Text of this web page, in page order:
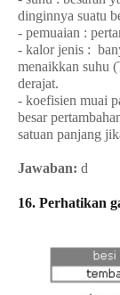
dinginnya suatu
- pemuaian :
- kalor jenis :
menaikkan suhu
derajat.
- koefisien muai
besar
satuan panjang
Jawaban: d
16. Perhatikan